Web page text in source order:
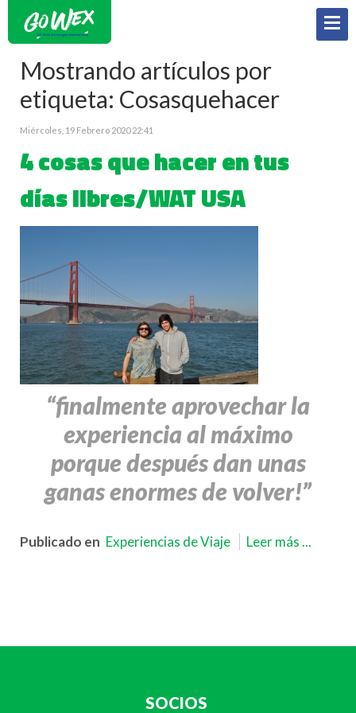
Mostrando artículos por
etiqueta: Cosasquehacer
Miércoles, 19 Febrero 2020 22:41
4 cosas que hacer en tus
días libres/WAT USA
“finalmente aprovechar la
experiencia al máximo
porque después dan unas
ganas enormes de volver!”
Publicado en Experiencias de Viaje Leer más ...
SOCIOS